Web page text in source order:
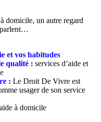
domicile, un autre regard
parlent…
et vos habitudes
qualité : services d’aide et
: Le Droit De Vivre est
usager de son service
à domicile